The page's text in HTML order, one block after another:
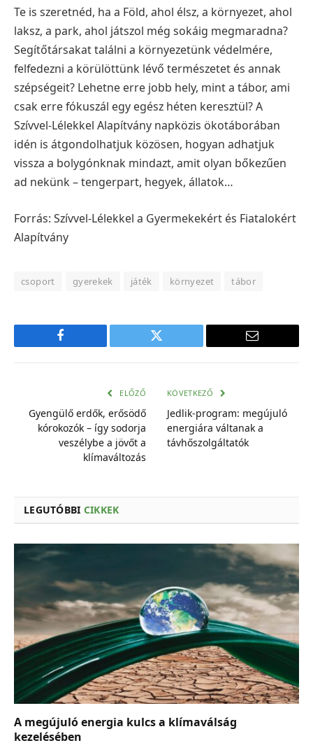
Te is szeretnéd, ha a Föld, ahol élsz, a környezet, ahol
laksz, a park, ahol játszol még sokáig megmaradna?
Segítőtársakat találni a környezetünk védelmére,
felfedezni a körülöttünk lévő természetet és annak
szépségeit? Lehetne erre jobb hely, mint a tábor, ami
csak erre fókuszál egy egész héten keresztül? A
Szívvel-Lélekkel Alapítvány napközis ökotáborában
idén is átgondolhatjuk közösen, hogyan adhatjuk
vissza a bolygónknak mindazt, amit olyan bőkezűen
ad nekünk – tengerpart, hegyek, állatok…
Forrás: Szívvel-Lélekkel a Gyermekekért és Fiatalokért
Alapítvány
csoport gyerekek játék környezet tábor
Facebook Twitter
E-
ELŐZŐ
Gyengülő erdők, erősödő
kórokozók – így sodorja
veszélybe a jövőt a
klímaváltozás
KÖVETKEZŐ
Jedlik-program: megújuló
energiára váltanak a
távhőszolgáltatók
LEGUTÓBBI CIKKEK
A megújuló energia kulcs a klímaválság
kezelésében